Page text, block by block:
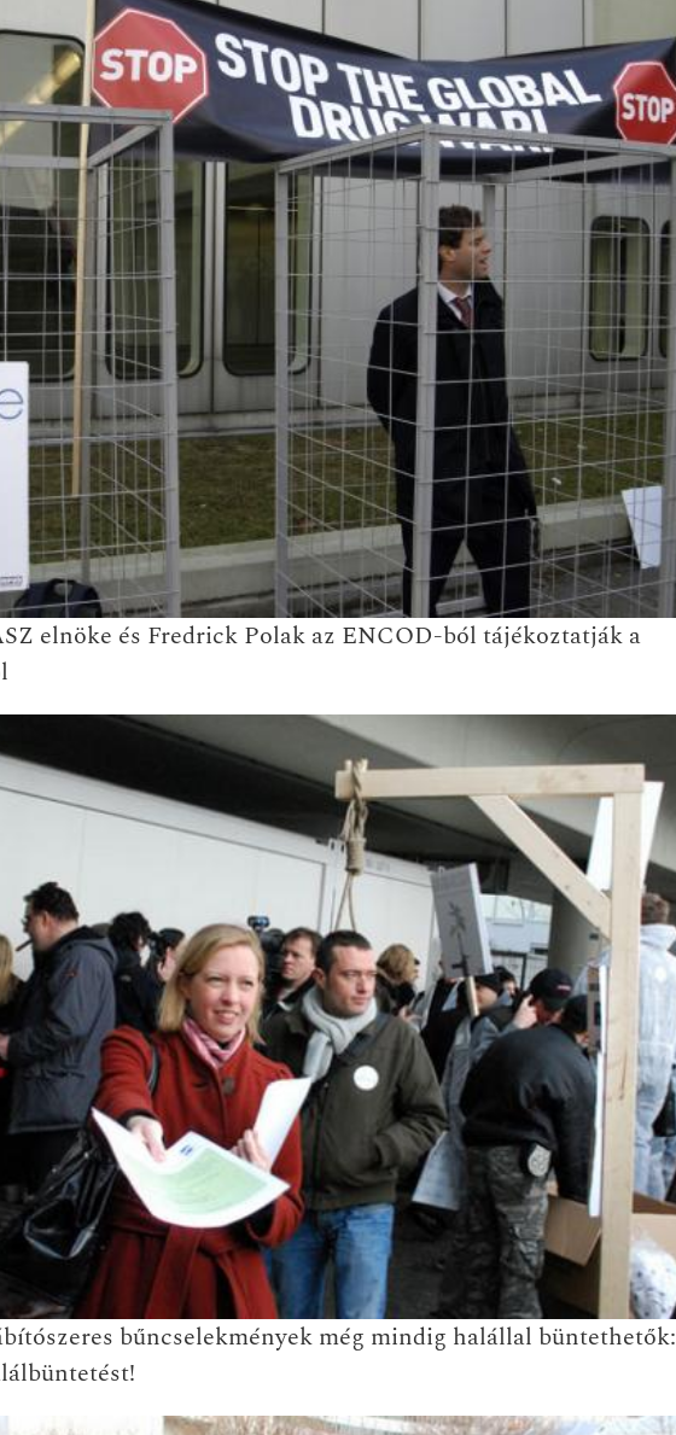
elnöke és Fredrick Polak az ENCOD-ból tájékoztatják a
bűncselekmények még mindig halállal büntethetők: